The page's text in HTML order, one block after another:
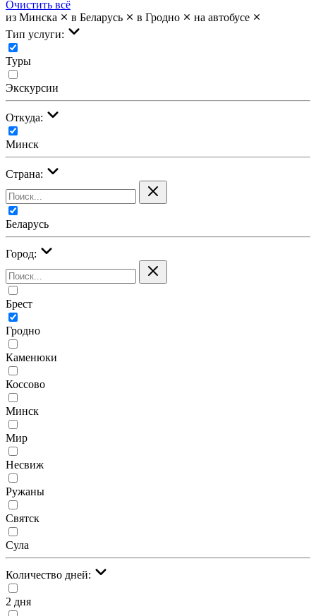
Очистить всё
из Минска
в Беларусь в Гродно
на автобусе
Тип услуги:
Туры
Экскурсии
Откуда:
Минск
Страна:
Беларусь
Город:
Брест
Гродно
Каменюки
Коссово
Минск
Мир
Несвиж
Ружаны
Святск
Сула
Количество дней:
2 дня